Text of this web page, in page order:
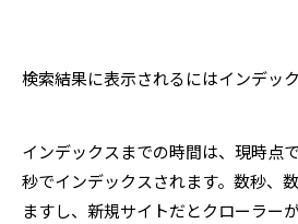
検索結果に表示されるにはインデッ
インデックスまでの時間は、現時点
秒でインデックスされます。数秒、
ますし、新規サイトだとクローラー